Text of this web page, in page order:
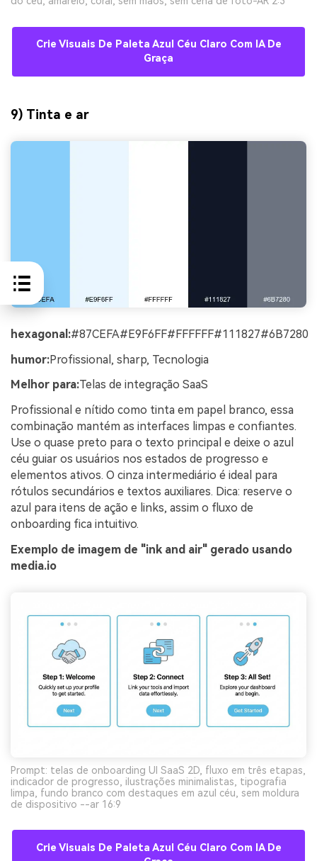
Crie Visuais De Paleta Azul Céu Claro Com IA De
Graça
9) Tinta e ar
hexagonal:#87CEFA#E9F6FF#FFFFFF#111827#6B7280
humor:Profissional, sharp, Tecnologia
Melhor para:Telas de integração SaaS
Profissional e nítido como tinta em papel branco, essa
combinação mantém as interfaces limpas e confiantes.
Use o quase preto para o texto principal e deixe o azul
céu guiar os usuários nos estados de progresso e
elementos ativos. O cinza intermediário é ideal para
rótulos secundários e textos auxiliares. Dica: reserve o
azul para itens de ação e links, assim o fluxo de
onboarding fica intuitivo.
Exemplo de imagem de "ink and air" gerado usando
media.io
Prompt: telas de onboarding UI SaaS 2D, fluxo em três etapas,
indicador de progresso, ilustrações minimalistas, tipografia
limpa, fundo branco com destaques em azul céu, sem moldura
de dispositivo --ar 16:9
Crie Visuais De Paleta Azul Céu Claro Com IA De